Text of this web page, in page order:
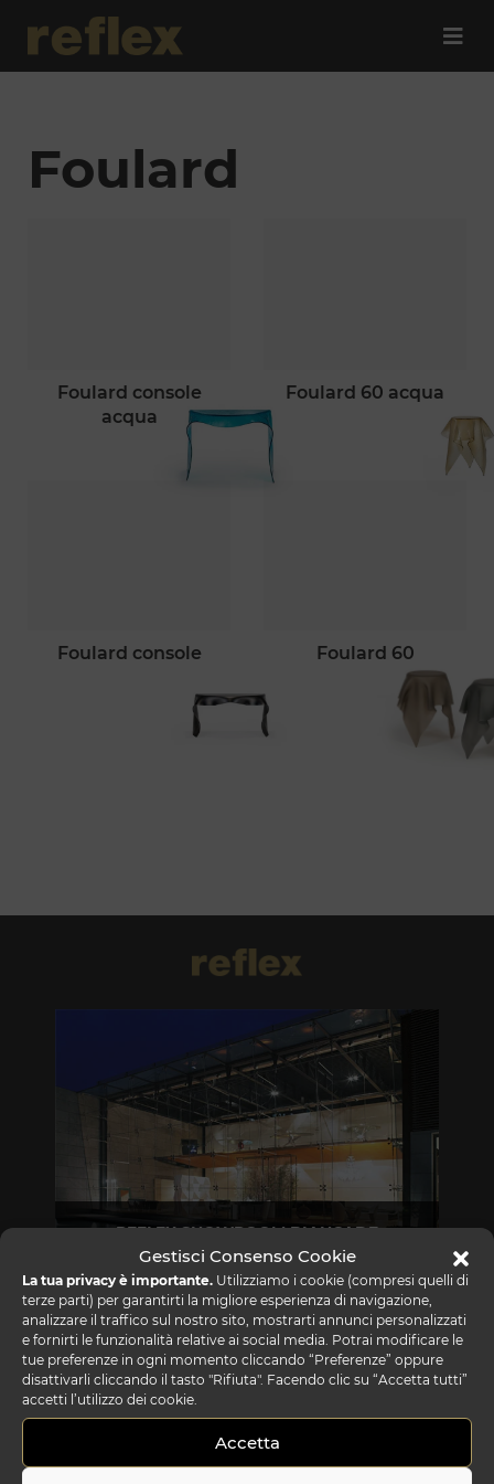
Gestisci Consenso Cookie
La tua privacy è importante. Utilizziamo i cookie (compresi quelli di
terze parti) per garantirti la migliore esperienza di navigazione,
analizzare il traffico sul nostro sito, mostrarti annunci personalizzati
e fornirti le funzionalità relative ai social media. Potrai modificare le
tue preferenze in ogni momento cliccando “Preferenze” oppure
disattivarli cliccando il tasto "Rifiuta". Facendo clic su “Accetta tutti”
accetti l’utilizzo dei cookie.
Accetta
Foulard
foulard console
acqua
foulard 60 acqua
foulard console foulard 60
REFLEX SHOWROOM BIANCADE
Via Gabriele D'Annunzio, 77 31056 Biancade (TV)
T +39 0422 849201